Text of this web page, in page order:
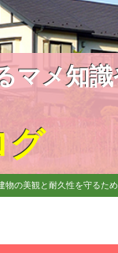
マメ知
グ
物の美観と耐久性を守るた